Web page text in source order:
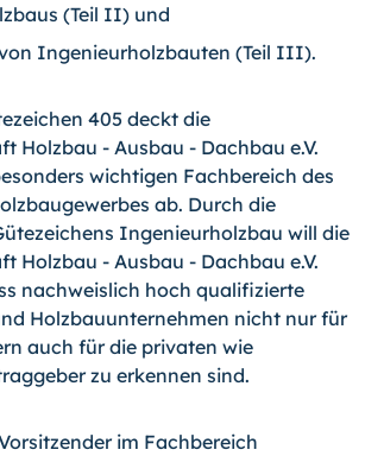
(Teil II) und
Ingenieurholzbauten (Teil III).
405 deckt die
Holzbau - Ausbau - Dachbau e.V.
wichtigen Fachbereich des
ab. Durch die
Ingenieurholzbau will die
Holzbau - Ausbau - Dachbau e.V.
nachweislich hoch qualifizierte
Holzbauunternehmen nicht nur für
auch für die privaten wie
zu erkennen sind.
im Fachbereich